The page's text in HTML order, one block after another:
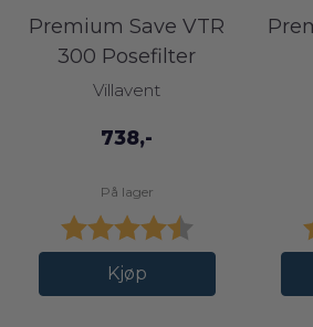
Premium Save VTR
300 Posefilter
Villavent
738,-
På lager
Karakter: 4.3 av 5
Kjøp